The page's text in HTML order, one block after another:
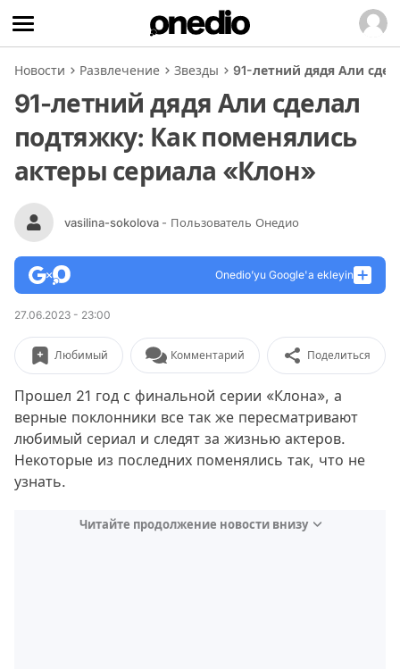
Новости Развлечение Звезды 91-летний дядя Али
91-летний дядя Али сделал
подтяжку: Как поменялись
актеры сериала «Клон»
vasilina-sokolova - Пользователь Онедио
Onedio’yu Google'a ekleyin
27.06.2023 - 23:00
Любимый Комментарий Поделиться
Прошел 21 год с финальной серии «Клона», а
верные поклонники все так же пересматривают
любимый сериал и следят за жизнью актеров.
Некоторые из последних поменялись так, что не
узнать.
Читайте продолжение новости внизу